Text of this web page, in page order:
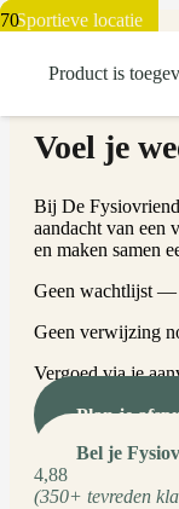
Product is
Voel je
Bij De
aandacht van een
en maken samen
Geen wachtlijst —
Geen verwijzing
Vergoed via je
Plan je
Bel je
4,88
(350+ tevreden
Eindhoven Zuid
Nieuwste locatie
Sportieve locatie